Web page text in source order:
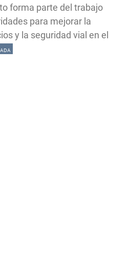
forma parte del trabajo
para mejorar la
y la seguridad vial en el